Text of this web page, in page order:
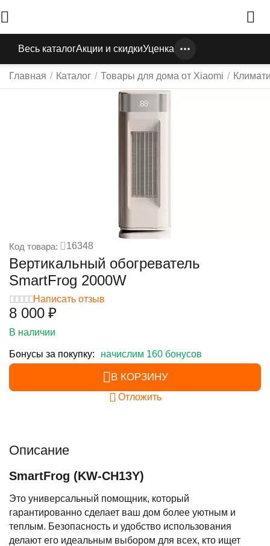
Весь каталогАкции и скидкиУценка
Главная / Каталог / Товары для дома от Xiaomi /
Код товара: 16348
Вертикальный обогреватель
SmartFrog 2000W
Написать отзыв
8 000 ₽
В наличии
Бонусы за покупку: начислим 160 бонусов
В КОРЗИНУ
Отложить
Описание
SmartFrog (KW-CH13Y)
Это универсальный помощник, который
гарантированно сделает ваш дом более уютным и
теплым. Безопасность и удобство использования
делают его идеальным выбором для всех, кто ищет